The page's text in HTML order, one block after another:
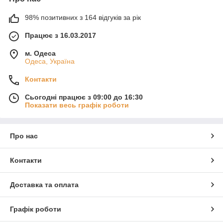
98% позитивних з 164 відгуків за рік
Працює з 16.03.2017
м. Одеса
Одеса, Україна
Контакти
Сьогодні працює з 09:00 до 16:30
Показати весь графік роботи
Про нас
Контакти
Доставка та оплата
Графік роботи